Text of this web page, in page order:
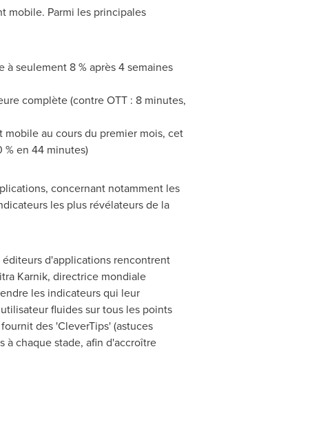
mobile. Parmi les principales
seulement 8 % après 4 semaines
complète (contre OTT : 8 minutes,
au cours du premier mois, cet
% en 44 minutes)
concernant notamment les
les plus révélateurs de la
d'applications rencontrent
Karnik, directrice mondiale
les indicateurs qui leur
fluides sur tous les points
des 'CleverTips' (astuces
à chaque stade, afin d'accroître